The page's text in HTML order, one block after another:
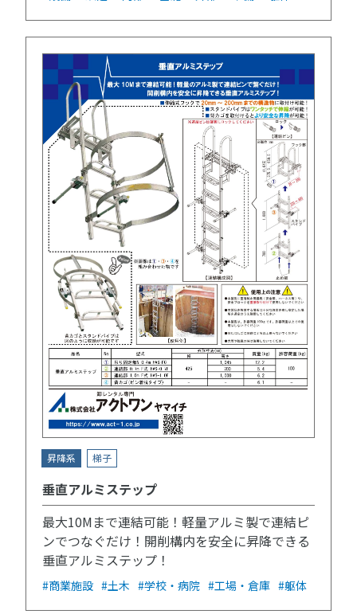
昇降系 梯子
垂直アルミステップ
最大10Mまで連結可能！軽量アルミ製で連結ピ
ンでつなぐだけ！開削構内を安全に昇降できる
垂直アルミステップ！
#商業施設 #土木 #学校・病院 #工場・倉庫 #躯体